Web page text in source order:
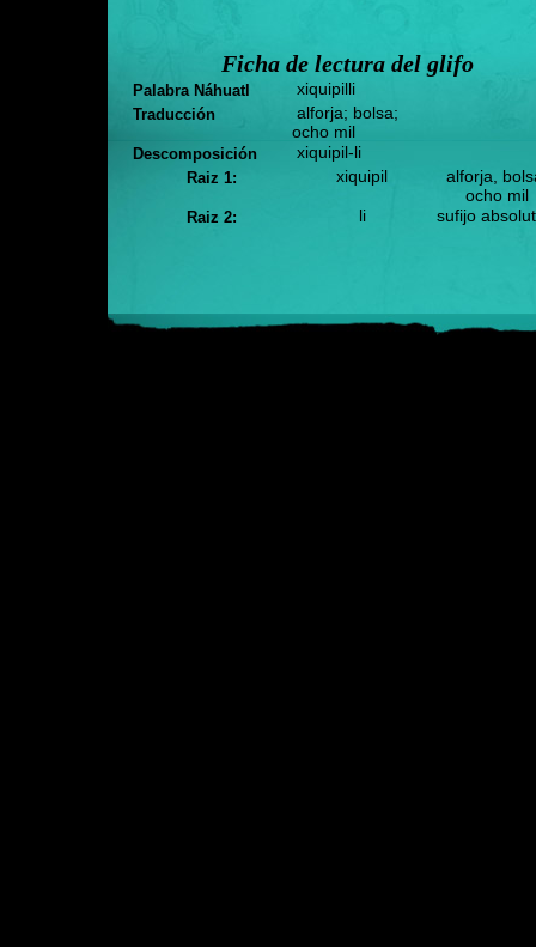
Ficha de lectura del glifo
Palabra Náhuatl xiquipilli
Traducción
alforja; bolsa;
ocho mil
Descomposición xiquipil-li
Raiz 1: xiquipil
alforja,
ocho mil
Raiz 2: li sufijo